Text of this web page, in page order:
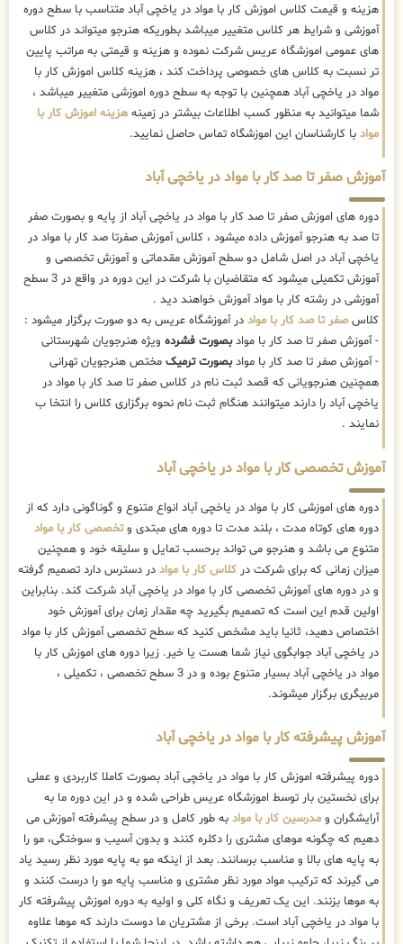
هزینه و قیمت کلاس اموزش کار با مواد در یاخچی آباد متناسب با سطح دوره
آموزشی و شرایط هر کلاس متغییر میباشد بطوریکه هنرجو میتواند در کلاس
های عمومی اموزشگاه عریس شرکت نموده و هزینه و قیمتی به مراتب پایین
تر نسبت به کلاس های خصوصی پرداخت کند ، هزینه کلاس اموزش کار با
مواد در یاخچی آباد همچنین با توجه به سطح دوره اموزشی متغییر میباشد ،
شما میتوانید به منظور کسب اطلاعات بیشتر در زمینه هزینه اموزش کار با
مواد با کارشناسان این اموزشگاه تماس حاصل نمایید.
آموزش صفر تا صد کار با مواد در یاخچی آباد
دوره های اموزش صفر تا صد کار با مواد در یاخچی آباد از پایه و بصورت صفر
تا صد به هنرجو آموزش داده میشود ، کلاس آموزش صفرتا صد کار با مواد در
یاخچی آباد در اصل شامل دو سطح آموزش مقدماتی و آموزش تخصصی و
آموزش تکمیلی میشود که متقاضیان با شرکت در این دوره در واقع در 3 سطح
آموزشی در رشته کار با مواد آموزش خواهند دید .
کلاسصفر تا صد کار با مواد در آموزشگاه عریس به دو صورت برگزار میشود :
- آموزش صفر تا صد کار با موادبصورت فشرده ویژه هنرجویان شهرستانی
- آموزش صفر تا صد کار با موادبصورت ترمیک مختص هنرجویان تهرانی
همچنین هنرجویانی که قصد ثبت نام در کلاس صفر تا صد کار با مواد در
یاخچی آباد را دارند میتوانند هنگام ثبت نام نحوه برگزاری کلاس را انتخا ب
نمایند .
آموزش تخصصی کار با مواد در یاخچی آباد
دوره های اموزشی کار با مواد در یاخچی آباد انواع متنوع و گوناگونی دارد که از
دوره های کوتاه مدت ، بلند مدت تا دوره های مبتدی وتخصصی کار با مواد
متنوع می باشد و هنرجو می تواند برحسب تمایل و سلیقه خود و همچنین
میزان زمانی که برای شرکت در کلاس کار با مواد در دسترس دارد تصمیم گرفته
و در دوره های آموزش تخصصی کار با مواد در یاخچی آباد شرکت کند. بنابراین
اولین قدم این است که تصمیم بگیرید چه مقدار زمان برای آموزش خود
اختصاص دهید، ثانیا باید مشخص کنید که سطح تخصصی آموزش کار با مواد
در یاخچی آباد جوابگوی نیاز شما هست یا خیر. زیرا دوره های اموزش کار با
مواد در یاخچی آباد بسیار متنوع بوده و در 3 سطح تخصصی ، تکمیلی ،
مربیگری برگزار میشوند.
آموزش پیشرفته کار با مواد در یاخچی آباد
دوره پیشرفته اموزش کار با مواد در یاخچی آباد بصورت کاملا کاربردی و عملی
برای نخستین بار توسط اموزشگاه عریس طراحی شده و در این دوره ما به
آرایشگران و مدرسین کار با مواد به طور کامل و در سطح پیشرفته آموزش می
دهیم که چگونه موهای مشتری را دکلره کنند و بدون آسیب و سوختگی، مو را
به پایه های بالا و مناسب برسانند. بعد از اینکه مو به پایه مورد نظر رسید یاد
می گیرند که ترکیب مواد مورد نظر مشتری و مناسب پایه مو را درست کنند و
به موها بزنند. این یک تعریف و نگاه کلی و اولیه به دوره اموزش پیشرفته کار
با مواد در یاخچی آباد است. برخی از مشتریان ما دوست دارند که موها علاوه